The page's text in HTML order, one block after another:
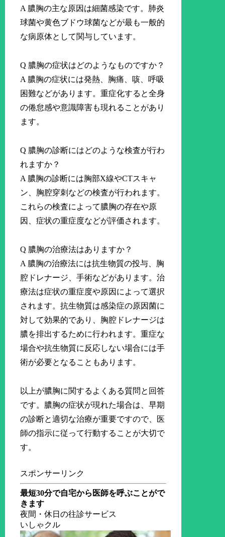
A 膿胸の主な原因は細菌感染です。肺炎
球菌や黄色ブドウ球菌などが最も一般的
な病原体として関与しています。
Q 膿胸の症状はどのようなものですか？
A 膿胸の症状には発熱、胸痛、咳、呼吸
困難などがあります。重症化すると全身
の倦怠感や意識障害も現れることがあり
ます。
Q 膿胸の診断にはどのような検査が行わ
れますか？
A 膿胸の診断には胸部X線やCTスキャ
ン、胸腔穿刺などの検査が行われます。
これらの検査によって膿胸の存在や原
因、症状の重症度などが評価されます。
Q 膿胸の治療法はありますか？
A 膿胸の治療法には抗生物質の投与、胸
腔ドレナージ、手術などがあります。治
療法は症状の重症度や原因によって選択
されます。抗生物質は感染症の原因菌に
対して効果的であり、胸腔ドレナージは
膿を排出するために行われます。重症な
場合や抗生物質に反応しない場合には手
術が必要となることもあります。
以上が膿胸に関するよくある質問と回答
です。膿胸の症状が現れた場合は、早期
の診断と適切な治療が重要ですので、医
師の指示に従って行動することが大切で
す。
スポンサーリンク
最短30分で自宅から医師を呼ぶことがで
きます
夜間・休日の往診サービス
いしゃクル